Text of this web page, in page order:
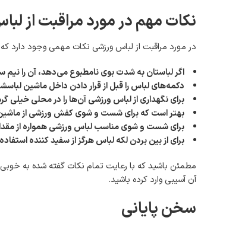
نکات مهم در مورد مراقبت از
در مورد مراقبت از لباس ورزشی نکات مهمی وجود دارد
اگر لباستان به شدت بوی نامطبوع می‌دهد، آن را
دکمه‌های لباس را قبل از قرار دادن داخل ماشین
برای نگهداری از لباس ورزشی آن‌ها را در محلی خیلی
بهتر است که برای شست و شوی کفش ورزشی از ماشین
برای شست و شوی مناسب لباس ورزشی همواره از
برای از بین بردن لکه لباس هرگز از سفید کننده
آن آسیبی وارد کرده باشید.
سخن پایانی